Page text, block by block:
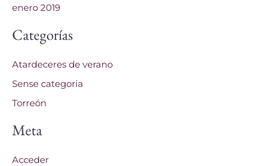
enero 2019
Categorías
Atardeceres de verano
Sense categoria
Torreón
Meta
Acceder